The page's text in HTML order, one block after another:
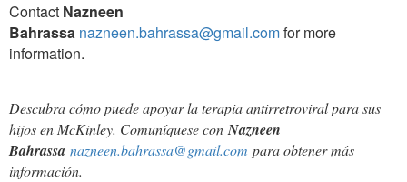
Contact Nazneen
Bahrassa nazneen.bahrassa@gmail.comfor more
information.
Descubra cómo puede apoyar la terapia antirretroviral para sus
hijos en McKinley. Comuníquese con Nazneen
Bahrassa nazneen.bahrassa@gmail.com para obtener más
información.